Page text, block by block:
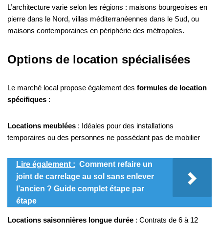
L’architecture varie selon les régions : maisons bourgeoises en
pierre dans le Nord, villas méditerranéennes dans le Sud, ou
maisons contemporaines en périphérie des métropoles.
Options de location spécialisées
Le marché local propose également des formules de location
spécifiques :
Locations meublées : Idéales pour des installations
temporaires ou des personnes ne possédant pas de mobilier
Lire également : Comment refaire un
joint de carrelage au sol sans enlever
l’ancien ? Guide complet étape par
étape
Locations saisonnières longue durée : Contrats de 6 à 12